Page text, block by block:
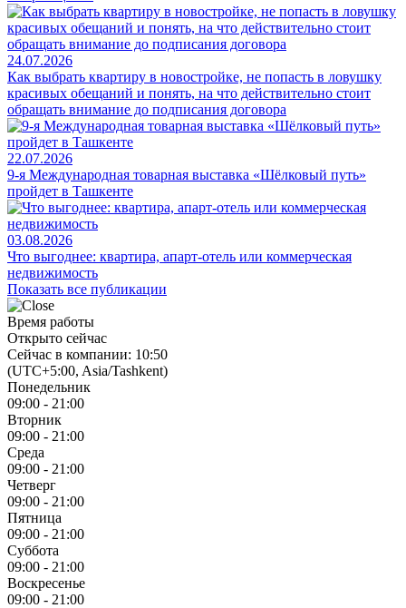
24.07.2026
Как выбрать квартиру в новостройке, не попасть в ловушку
красивых обещаний и понять, на что действительно стоит
обращать внимание до подписания договора
22.07.2026
9-я Международная товарная выставка «Шёлковый путь»
пройдет в Ташкенте
03.08.2026
Что выгоднее: квартира, апарт-отель или коммерческая
недвижимость
Показать все публикации
Время работы
Открыто сейчас
Сейчас в компании: 10:50
(UTC+5:00, Asia/Tashkent)
Понедельник
09:00 - 21:00
Вторник
09:00 - 21:00
Среда
09:00 - 21:00
Четверг
09:00 - 21:00
Пятница
09:00 - 21:00
Суббота
09:00 - 21:00
Воскресенье
09:00 - 21:00